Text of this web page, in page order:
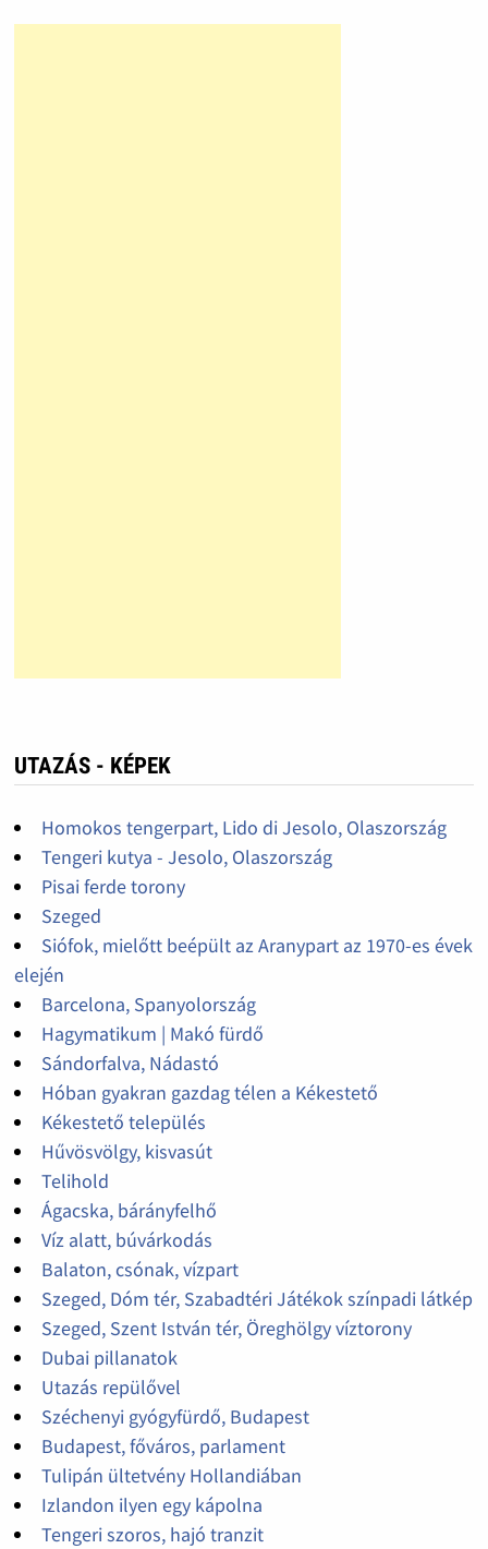
UTAZÁS - KÉPEK
Homokos tengerpart, Lido di Jesolo, Olaszország
Tengeri kutya - Jesolo, Olaszország
Pisai ferde torony
Szeged
Siófok, mielőtt beépült az Aranypart az 1970-es évek
elején
Barcelona, Spanyolország
Hagymatikum | Makó fürdő
Sándorfalva, Nádastó
Hóban gyakran gazdag télen a Kékestető
Kékestető település
Hűvösvölgy, kisvasút
Telihold
Ágacska, bárányfelhő
Víz alatt, búvárkodás
Balaton, csónak, vízpart
Szeged, Dóm tér, Szabadtéri Játékok színpadi látkép
Szeged, Szent István tér, Öreghölgy víztorony
Dubai pillanatok
Utazás repülővel
Széchenyi gyógyfürdő, Budapest
Budapest, főváros, parlament
Tulipán ültetvény Hollandiában
Izlandon ilyen egy kápolna
Tengeri szoros, hajó tranzit